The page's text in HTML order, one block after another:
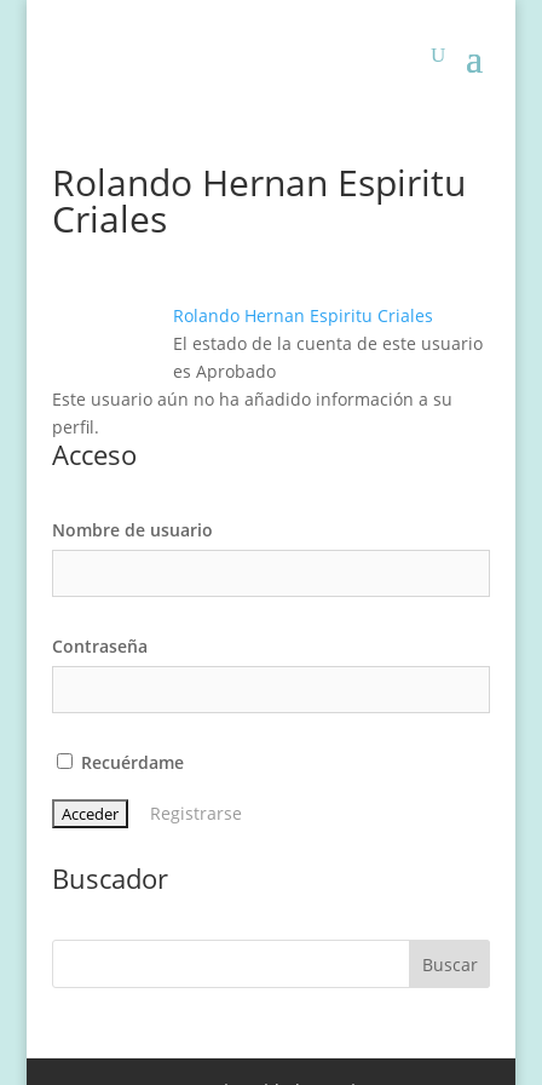
Rolando Hernan Espiritu
Criales
Rolando Hernan Espiritu Criales
El estado de la cuenta de este usuario
es Aprobado
Este usuario aún no ha añadido información a su
perfil.
Acceso
Nombre de usuario
Contraseña
Recuérdame
Registrarse
Buscador